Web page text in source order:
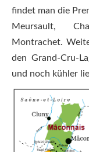
findet man die
Meursault,
Montrachet.
den Grand-Cru-
und noch kühler